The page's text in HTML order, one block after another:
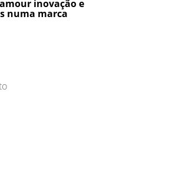
inovação e
numa marca